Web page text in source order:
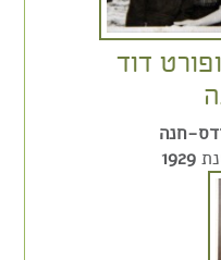
דוד
חנה
1929